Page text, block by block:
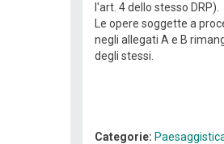
l'art. 4 dello stesso DRP).
Le opere soggette a
negli allegati A e B
degli stessi.
Categorie: